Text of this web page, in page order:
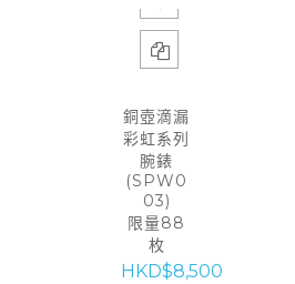
銅壺滴漏
彩虹系列
腕錶
(SPW0
03)
限量88
枚
HKD$8,500